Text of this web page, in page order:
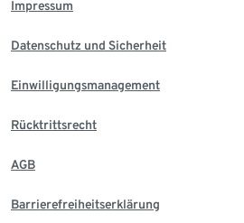
Impressum
Datenschutz und Sicherheit
Einwilligungsmanagement
Rücktrittsrecht
AGB
Barrierefreiheitserklärung